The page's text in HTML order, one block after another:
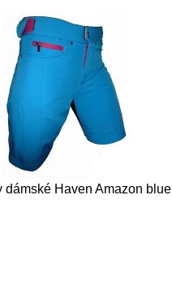
dámské Haven Amazon blue